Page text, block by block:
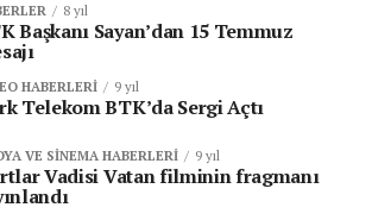
8 yıl
Başkanı Sayan’dan 15 Temmuz
HABERLERI 9 yıl
Telekom BTK’da Sergi Açtı
VE SINEMA HABERLERI 9 yıl
Vadisi Vatan filminin fragmanı